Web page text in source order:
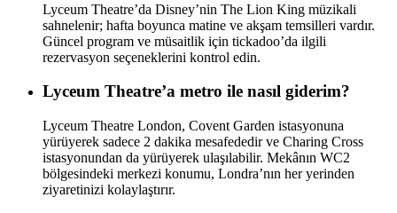
Lyceum Theatre’da Disney’nin The Lion King müzikali
sahnelenir; hafta boyunca matine ve akşam temsilleri vardır.
Güncel program ve müsaitlik için tickadoo’da ilgili
rezervasyon seçeneklerini kontrol edin.
Lyceum Theatre’a metro ile nasıl giderim?
Lyceum Theatre London, Covent Garden istasyonuna
yürüyerek sadece 2 dakika mesafededir ve Charing Cross
istasyonundan da yürüyerek ulaşılabilir. Mekânın WC2
bölgesindeki merkezi konumu, Londra’nın her yerinden
ziyaretinizi kolaylaştırır.